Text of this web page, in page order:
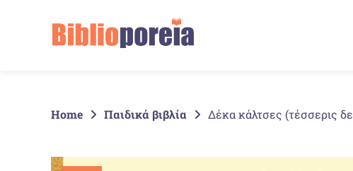
Home Παιδικά βιβλία Δέκα κάλτσες (τέσσερις